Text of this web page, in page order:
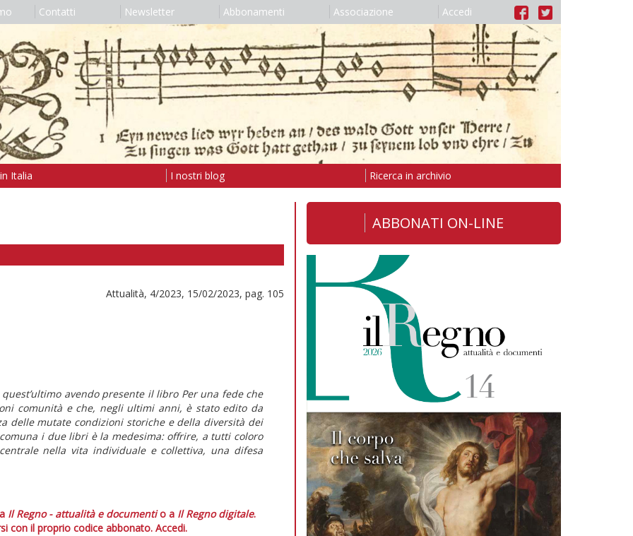
Contatti Newsletter Abbonamenti Associazione Accedi
Italia I nostri blog Ricerca in archivio
Attualità, 4/2023, 15/02/2023, pag. 105
avendo presente il libro Per una fedeche
comunità e che, negli ultimi anni, è stato edito da
delle mutate condizioni storiche e della diversità dei
i due libri è la medesima: offrire, a tutti coloro
nella vita individuale e collettiva, una difesa
Il Regno - attualità e documentio a Il Regno digitale.
con il proprio codice abbonato. Accedi.
ABBONATI ON-LINE